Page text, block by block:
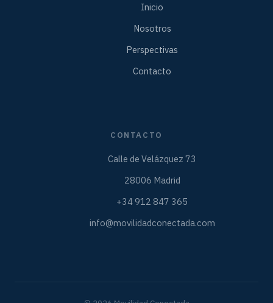
Inicio
Nosotros
Perspectivas
Contacto
CONTACTO
Calle de Velázquez 73
28006 Madrid
+34 912 847 365
info@movilidadconectada.com